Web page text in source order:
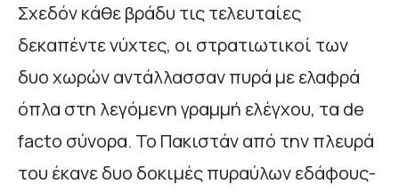
Σχεδόν κάθε βράδυ τις τελευταίες
δεκαπέντε νύχτες, οι στρατιωτικοί των
δυο χωρών αντάλλασσαν πυρά με ελαφρά
όπλα στη λεγόμενη γραμμή ελέγχου, τα de
facto σύνορα. Το Πακιστάν από την πλευρά
του έκανε δυο δοκιμές πυραύλων εδάφους-